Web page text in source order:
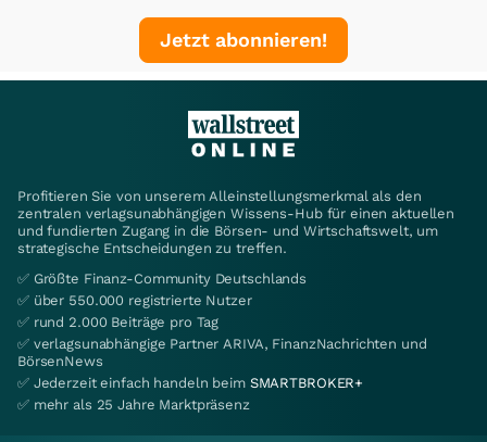
Jetzt abonnieren!
Profitieren Sie von unserem Alleinstellungsmerkmal als den
zentralen verlagsunabhängigen Wissens-Hub für einen aktuellen
und fundierten Zugang in die Börsen- und Wirtschaftswelt, um
strategische Entscheidungen zu treffen.
✅ Größte Finanz-Community Deutschlands
✅ über 550.000 registrierte Nutzer
✅ rund 2.000 Beiträge pro Tag
✅ verlagsunabhängige Partner ARIVA, FinanzNachrichten und
BörsenNews
✅ Jederzeit einfach handeln beim SMARTBROKER+
✅ mehr als 25 Jahre Marktpräsenz